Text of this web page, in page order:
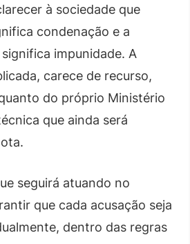
à sociedade que
condenação e a
impunidade. A
carece de recurso,
do próprio Ministério
que ainda será
seguirá atuando no
que cada acusação seja
dentro das regras